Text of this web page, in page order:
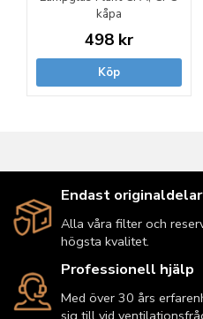
kåpa
498 kr
Köp
Endast originaldelar
Alla våra filter och
högsta kvalitet.
Professionell hjälp
Med över 30 års